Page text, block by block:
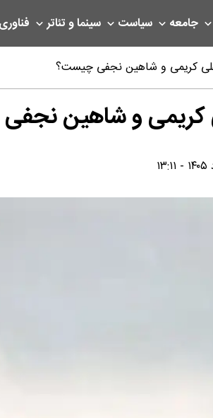
جامعه سیاست سینما و تئاتر
کریمی و شاهین نجفی چیست؟
کریمی و شاهین